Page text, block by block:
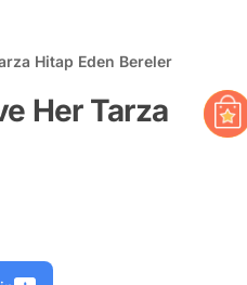
Hitap Eden Bereler
Her Tarza